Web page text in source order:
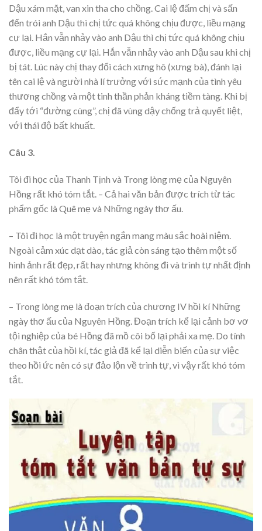
Dậu xám mặt, van xin tha cho chồng. Cai lệ đấm chị và sấn
đến trói anh Dậu thì chị tức quá không chịu được, liều mạng
cự lại. Hắn vẫn nhảy vào anh Dậu thì chị tức quá không chịu
được, liều mạng cự lại. Hắn vẫn nhảy vào anh Dậu sau khi chị
bị tát. Lúc này chị thay đổi cách xưng hô (xưng bà), đánh lại
tên cai lệ và người nhà lí trưởng với sức mạnh của tình yêu
thương chồng và một tinh thần phản kháng tiềm tàng. Khi bị
đẩy tới “đường cùng”, chị đã vùng dậy chống trả quyết liệt,
với thái độ bất khuất.
Câu 3.
Tôi đi học của Thanh Tịnh và Trong lòng mẹ của Nguyên
Hồng rất khó tóm tắt. – Cả hai văn bản được trích từ tác
phẩm gốc là Quê mẹ và Những ngày thơ ấu.
– Tôi đi học là một truyện ngắn mang màu sắc hoài niệm.
Ngoài cảm xúc dạt dào, tác giả còn sáng tạo thêm một số
hình ảnh rất đẹp, rất hay nhưng không đi và trình tự nhất định
nên rất khó tóm tắt.
– Trong lòng mẹ là đoạn trích của chương IV hồi kí Những
ngày thơ ấu của Nguyên Hồng. Đoạn trích kể lại cảnh bơ vơ
tội nghiệp của bé Hồng đã mồ côi bố lại phải xa mẹ. Do tính
chân thật của hồi kí, tác giả đã kể lại diễn biến của sự việc
theo hồi ức nên có sự đảo lộn về trình tự, vì vậy rất khó tóm
tắt.